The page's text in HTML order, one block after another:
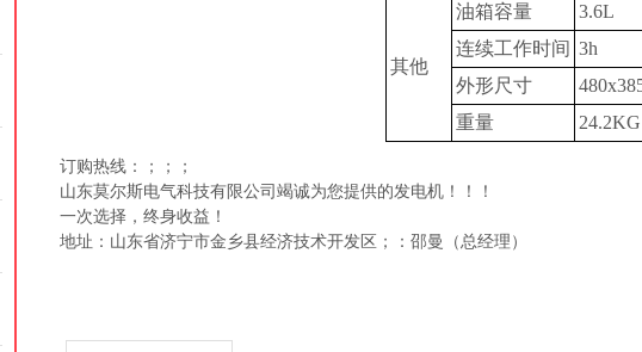
其他
油箱容量
3.6L
连续工作时间 3h
外形尺寸
重量
24.2KG
订购热线： ； ；
；
山东莫尔斯电气科技有限公司 竭诚为您提供的发电机！！！
一次选择，终身收益！
地址：山东省济宁市金乡县经济技术开发区；：邵曼（总经理）